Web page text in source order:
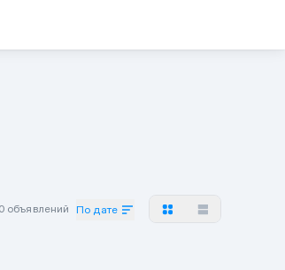
0 объявлений По дате